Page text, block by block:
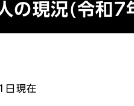
の現況(令和7
日現在